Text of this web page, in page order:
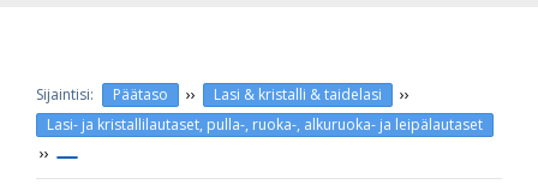
Päätaso ›› Lasi & kristalli & taidelasi ››
Lasi- ja kristallilautaset, pulla-, ruoka-, alkuruoka- ja leipälautaset
››